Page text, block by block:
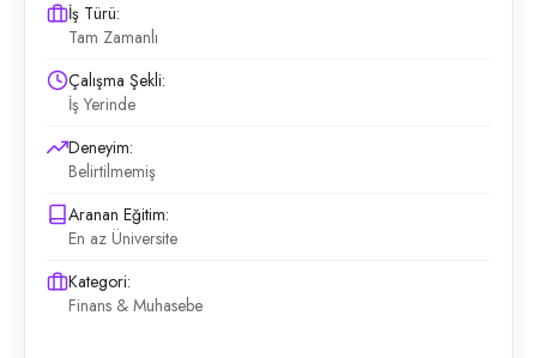
İş Türü:
Tam Zamanlı
Çalışma Şekli:
İş Yerinde
Deneyim:
Belirtilmemiş
Aranan Eğitim:
En az Üniversite
Kategori:
Finans & Muhasebe